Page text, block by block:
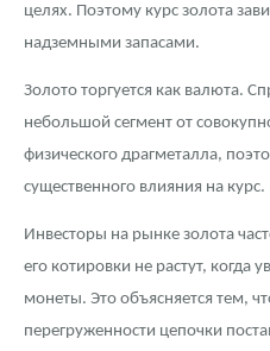
Флот: ледоколы и корабли
Ювелирные изделия
Русская нумизматика
Золотая карманная галерея
Монеты и жетоны из
Политика конфиденциальности
Положение по обработке и
целях. Поэтому курс золота
надземными запасами.
Золото торгуется как валюта.
небольшой сегмент от
физического драгметалла,
существенного влияния на курс.
Инвесторы на рынке золота
его котировки не растут, когда
монеты. Это объясняется тем,
перегруженности цепочки